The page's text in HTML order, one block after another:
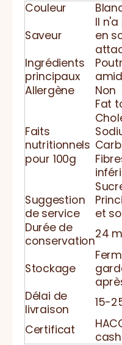
Couleur
Saveur
Il
en
Ingrédients
principaux
Allergène
Non
Faits
nutritionnels
pour 100g
Fat
Suggestion
de service
et
Durée de
conservation24
Stockage
Délai de
livraison
15-
Certificat